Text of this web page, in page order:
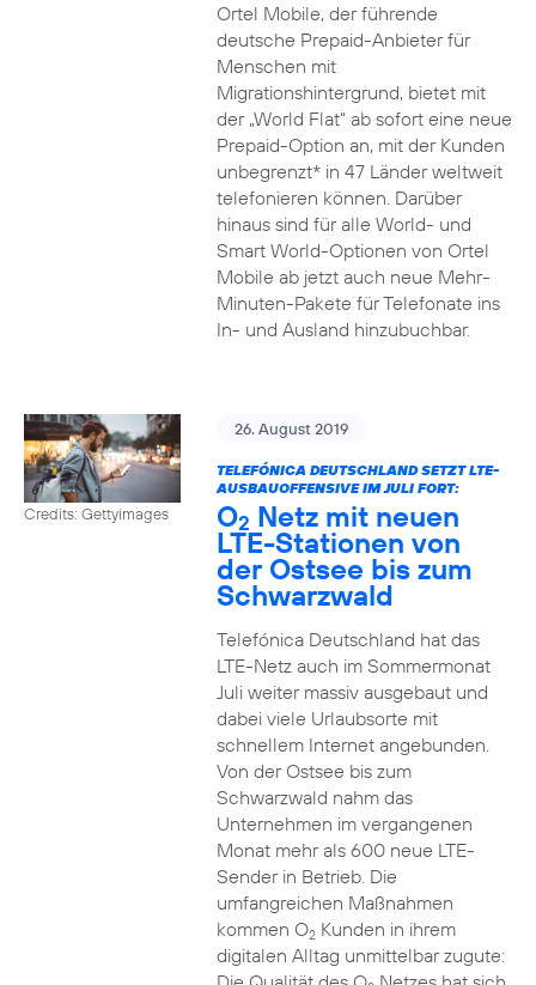
Ortel Mobile, der führende
deutsche Prepaid-Anbieter für
Menschen mit
Migrationshintergrund, bietet mit
der „World Flat“ ab sofort eine neue
Prepaid-Option an, mit der Kunden
unbegrenzt* in 47 Länder weltweit
telefonieren können. Darüber
hinaus sind für alle World- und
Smart World-Optionen von Ortel
Mobile ab jetzt auch neue Mehr-
Minuten-Pakete für Telefonate ins
In- und Ausland hinzubuchbar.
Credits: Gettyimages
26. August 2019
TELEFÓNICA DEUTSCHLAND SETZT LTE-
AUSBAUOFFENSIVE IM JULI FORT:
O2 Netz mit neuen
LTE-Stationen von
der Ostsee bis zum
Schwarzwald
Telefónica Deutschland hat das
LTE-Netz auch im Sommermonat
Juli weiter massiv ausgebaut und
dabei viele Urlaubsorte mit
schnellem Internet angebunden.
Von der Ostsee bis zum
Schwarzwald nahm das
Unternehmen im vergangenen
Monat mehr als 600 neue LTE-
Sender in Betrieb. Die
umfangreichen Maßnahmen
kommen O2Kunden in ihrem
digitalen Alltag unmittelbar zugute: